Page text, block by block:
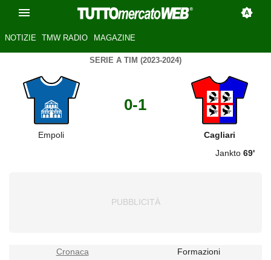
NOTIZIE TMW RADIO MAGAZINE
SERIE A TIM (2023-2024)
Empoli
0-1
Cagliari
Jankto 69'
Cronaca Formazioni